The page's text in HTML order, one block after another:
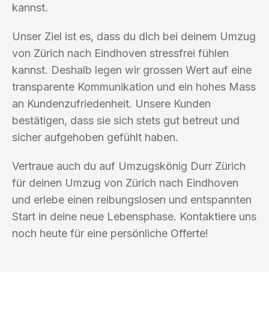
kannst.
Unser Ziel ist es, dass du dich bei deinem Umzug
von Zürich nach Eindhoven stressfrei fühlen
kannst. Deshalb legen wir grossen Wert auf eine
transparente Kommunikation und ein hohes Mass
an Kundenzufriedenheit. Unsere Kunden
bestätigen, dass sie sich stets gut betreut und
sicher aufgehoben gefühlt haben.
Vertraue auch du auf Umzugskönig Durr Zürich
für deinen Umzug von Zürich nach Eindhoven
und erlebe einen reibungslosen und entspannten
Start in deine neue Lebensphase. Kontaktiere uns
noch heute für eine persönliche Offerte!